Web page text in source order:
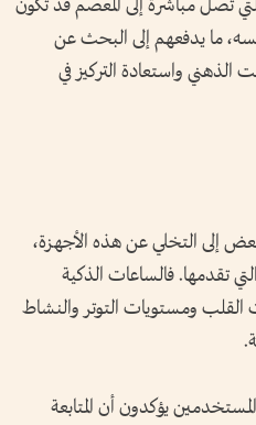
تصل مباشرة إلى المعصم قد تكون
ما يدفعهم إلى البحث عن
واستعادة التركيز في
إلى التخلي عن هذه الأجهزة،
تقدمها. فالساعات الذكية
القلب ومستويات التوتر والنشاط
يؤكدون أن المتابعة